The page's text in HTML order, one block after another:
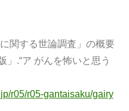
関する世論調査」の概要
」.“ア がんを怖いと思う
r05/r05-gantaisaku/gairy